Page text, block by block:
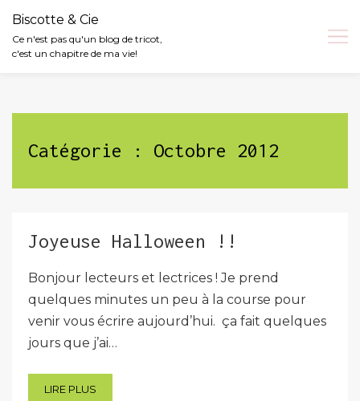
Biscotte & Cie
Ce n'est pas qu'un blog de tricot,
c'est un chapitre de ma vie!
Catégorie : Octobre 2012
Joyeuse Halloween !!
Bonjour lecteurs et lectrices ! Je prend
quelques minutes un peu à la course pour
venir vous écrire aujourd’hui. ça fait quelques
jours que j’ai…
LIRE PLUS